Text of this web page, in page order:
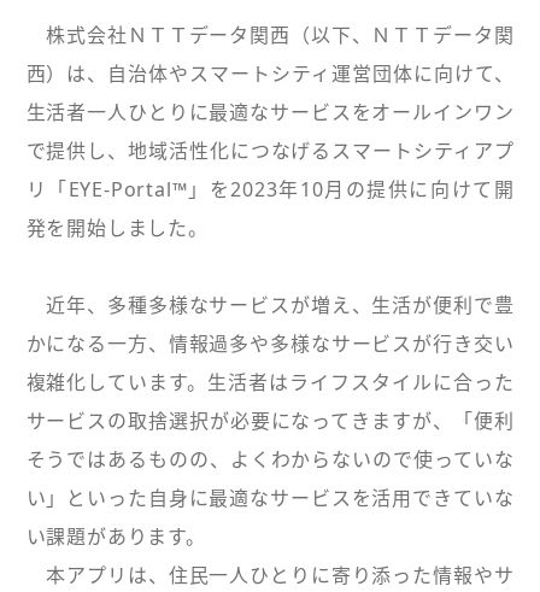
株式会社ＮＴＴデータ関西（以下、ＮＴＴデータ関
西）は、自治体やスマートシティ運営団体に向けて、
生活者一人ひとりに最適なサービスをオールインワン
で提供し、地域活性化につなげるスマートシティアプ
リ「EYE-Portal™」を2023年10月の提供に向けて開
発を開始しました。
近年、多種多様なサービスが増え、生活が便利で豊
かになる一方、情報過多や多様なサービスが行き交い
複雑化しています。生活者はライフスタイルに合った
サービスの取捨選択が必要になってきますが、「便利
そうではあるものの、よくわからないので使っていな
い」といった自身に最適なサービスを活用できていな
い課題があります。
本アプリは、住民一人ひとりに寄り添った情報やサ